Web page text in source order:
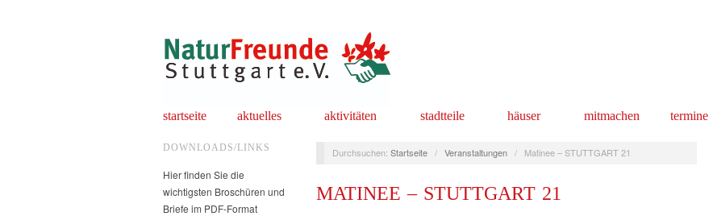
startseite aktuelles aktivitäten stadtteile häuser mitmachen termine
DOWNLOADS/LINKS
Hier finden Sie die
wichtigsten Broschüren und
Briefe im PDF-Format
Durchsuchen: Startseite / Veranstaltungen / Matinee – STUTTGART 21
MATINEE – STUTTGART 21